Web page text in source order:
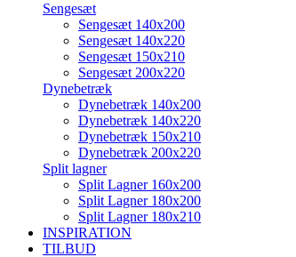
Sengesæt
Sengesæt 140x200
Sengesæt 140x220
Sengesæt 150x210
Sengesæt 200x220
Dynebetræk
Dynebetræk 140x200
Dynebetræk 140x220
Dynebetræk 150x210
Dynebetræk 200x220
Split lagner
Split Lagner 160x200
Split Lagner 180x200
Split Lagner 180x210
INSPIRATION
TILBUD